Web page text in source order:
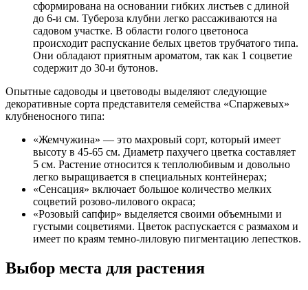
сформирована на основании гибких листьев с длиной
до 6-и см. Тубероза клубни легко рассаживаются на
садовом участке. В области голого цветоноса
происходит распускание белых цветов трубчатого типа.
Они обладают приятным ароматом, так как 1 соцветие
содержит до 30-и бутонов.
Опытные садоводы и цветоводы выделяют следующие
декоративные сорта представителя семейства «Спаржевых»
клубненосного типа:
«Жемчужина» — это махровый сорт, который имеет
высоту в 45-65 см. Диаметр пахучего цветка составляет
5 см. Растение относится к теплолюбивым и довольно
легко выращивается в специальных контейнерах;
«Сенсация» включает большое количество мелких
соцветий розово-лилового окраса;
«Розовый сапфир» выделяется своими объемными и
густыми соцветиями. Цветок распускается с размахом и
имеет по краям темно-лиловую пигментацию лепестков.
Выбор места для растения